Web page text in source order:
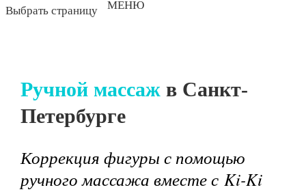
Выбрать страницу
Ручной массаж в Санкт-
Петербурге
Коррекция фигуры с помощью
ручного массажа вместе с Ki-Ki